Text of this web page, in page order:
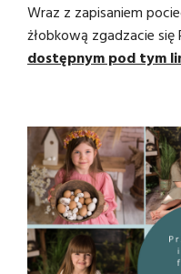
Wraz z zapisaniem
żłobkową zgadzacie
dostępnym pod tym